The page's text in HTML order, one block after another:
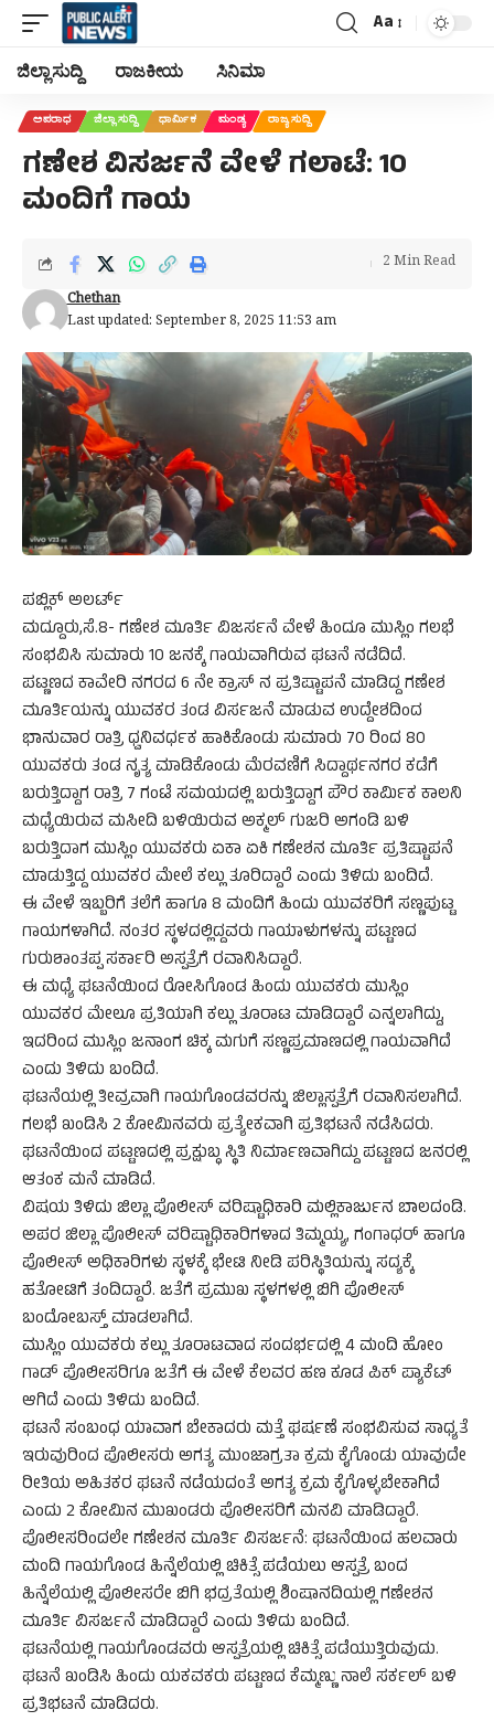
Font
Aa
ಜಿಲ್ಲಾ ಸುದ್ದಿ ರಾಜಕೀಯ ಸಿನಿಮಾ
ಅಪರಾಧ ಜಿಲ್ಲಾ ಸುದ್ದಿ ಧಾರ್ಮಿಕ ಮಂಡ್ಯ ರಾಜ್ಯ ಸುದ್ದಿ
ಗಣೇಶ ವಿಸರ್ಜನೆ ವೇಳೆ ಗಲಾಟೆ: 10
ಮಂದಿಗೆ ಗಾಯ
Last updated: September 8, 2025 11:53 am
Chethan
2 Min Read
ಪಬ್ಲಿಕ್ ಅಲರ್ಟ್
ಮದ್ದೂರು,ಸೆ.8- ಗಣೇಶ ಮೂರ್ತಿ ವಿಜರ್ಸನೆ ವೇಳೆ ಹಿಂದೂ ಮುಸ್ಲಿಂ ಗಲಭೆ
ಸಂಭವಿಸಿ ಸುಮಾರು 10 ಜನಕ್ಕೆ ಗಾಯವಾಗಿರುವ ಘಟನೆ ನಡೆದಿದೆ.
ಪಟ್ಣಣದ ಕಾವೇರಿ ನಗರದ 6 ನೇ ಕ್ರಾಸ್ ನ ಪ್ರತಿಷ್ಟಾಪನೆ ಮಾಡಿದ್ದ ಗಣೇಶ
ಮೂರ್ತಿಯನ್ನು ಯುವಕರ ತಂಡ ವಿರ್ಸಜನೆ ಮಾಡುವ ಉದ್ದೇಶದಿಂದ
ಭಾನುವಾರ ರಾತ್ರಿ ಧ್ವನಿವರ್ಧಕ ಹಾಕಿಕೊಂಡು ಸುಮಾರು 70 ರಿಂದ 80
ಯುವಕರು ತಂಡ ನೃತ್ಯ ಮಾಡಿಕೊಂಡು ಮೆರವಣಿಗೆ ಸಿದ್ದಾರ್ಥನಗರ ಕಡೆಗೆ
ಬರುತ್ತಿದ್ದಾಗ ರಾತ್ರಿ 7 ಗಂಟೆ ಸಮಯದಲ್ಲಿ ಬರುತ್ತಿದ್ದಾಗ ಪೌರ ಕಾರ್ಮಿಕ ಕಾಲನಿ
ಮಧ್ಯೆಯಿರುವ ಮಸೀದಿ ಬಳಿಯಿರುವ ಅಕ್ಮಲ್ ಗುಜರಿ ಅಗಂಡಿ ಬಳಿ
ಬರುತ್ತಿದಾಗ ಮುಸ್ಲಿಂ ಯುವಕರು ಏಕಾ ಏಕಿ ಗಣೇಶನ ಮೂರ್ತಿ ಪ್ರತಿಷ್ಟಾಪನೆ
ಮಾಡುತ್ತಿದ್ದ ಯುವಕರ ಮೇಲೆ ಕಲ್ಲು ತೂರಿದ್ದಾರೆ ಎಂದು ತಿಳಿದು ಬಂದಿದೆ.
ಈ ವೇಳೆ ಇಬ್ಬರಿಗೆ ತಲೆಗೆ ಹಾಗೂ 8 ಮಂದಿಗೆ ಹಿಂದು ಯುವಕರಿಗೆ ಸಣ್ಣಪುಟ್ಟ
ಗಾಯಗಳಾಗಿದೆ. ನಂತರ ಸ್ಥಳದಲ್ಲಿದ್ದವರು ಗಾಯಾಳುಗಳನ್ನು ಪಟ್ಟಣದ
ಗುರುಶಾಂತಪ್ಪ ಸರ್ಕಾರಿ ಅಸ್ಪತ್ರೆಗೆ ರವಾನಿಸಿದ್ದಾರೆ.
ಈ ಮಧ್ಯೆ ಘಟನೆಯಿಂದ ರೋಸಿಗೊಂಡ ಹಿಂದು ಯುವಕರು ಮುಸ್ಲಿಂ
ಯುವಕರ ಮೇಲೂ ಪ್ರತಿಯಾಗಿ ಕಲ್ಲು ತೂರಾಟ ಮಾಡಿದ್ದಾರೆ ಎನ್ನಲಾಗಿದ್ದು,
ಇದರಿಂದ ಮುಸ್ಲಿಂ ಜನಾಂಗ ಚಿಕ್ಕ ಮಗುಗೆ ಸಣ್ಣಪ್ರಮಾಣದಲ್ಲಿ ಗಾಯವಾಗಿದೆ
ಎಂದು ತಿಳಿದು ಬಂದಿದೆ.
ಘಟನೆಯಲ್ಲಿ ತೀವ್ರವಾಗಿ ಗಾಯಗೊಂಡವರನ್ನು ಜಿಲ್ಲಾಸ್ಪತ್ರೆಗೆ ರವಾನಿಸಲಾಗಿದೆ.
ಗಲಭೆ ಖಂಡಿಸಿ 2 ಕೋಮಿನವರು ಪ್ರತ್ಯೇಕವಾಗಿ ಪ್ರತಿಭಟನೆ ನಡೆಸಿದರು.
ಘಟನೆಯಿಂದ ಪಟ್ಟಣದಲ್ಲಿ ಪ್ರಕ್ಷುಬ್ಧ ಸ್ಥಿತಿ ನಿರ್ಮಾಣವಾಗಿದ್ದು ಪಟ್ಟಣದ ಜನರಲ್ಲಿ
ಆತಂಕ ಮನೆ ಮಾಡಿದೆ.
ವಿಷಯ ತಿಳಿದು ಜಿಲ್ಲಾ ಪೊಲೀಸ್ ವರಿಷ್ಟಾಧಿಕಾರಿ ಮಲ್ಲಿಕಾರ್ಜುನ ಬಾಲದಂಡಿ.
ಅಪರ ಜಿಲ್ಲಾ ಪೊಲೀಸ್ ವರಿಷ್ಟಾಧಿಕಾರಿಗಳಾದ ತಿಮ್ಮಯ್ಯ, ಗಂಗಾಧರ್ ಹಾಗೂ
ಪೊಲೀಸ್ ಅಧಿಕಾರಿಗಳು ಸ್ಥಳಕ್ಕೆ ಭೇಟಿ ನೀಡಿ ಪರಿಸ್ಥಿತಿಯನ್ನು ಸದ್ಯಕ್ಕೆ
ಹತೋಟಿಗೆ ತಂದಿದ್ದಾರೆ. ಜತೆಗೆ ಪ್ರಮುಖ ಸ್ಥಳಗಳಲ್ಲಿ ಬಿಗಿ ಪೊಲೀಸ್
ಬಂದೋಬಸ್ತ್ ಮಾಡಲಾಗಿದೆ.
ಮುಸ್ಲಿಂ ಯುವಕರು ಕಲ್ಲು ತೂರಾಟವಾದ ಸಂದರ್ಭದಲ್ಲಿ 4 ಮಂದಿ ಹೋಂ
ಗಾಡ್ ಪೊಲೀಸರಿಗೂ ಜತೆಗೆ ಈ ವೇಳೆ ಕೆಲವರ ಹಣ ಕೂಡ ಪಿಕ್ ಪ್ಯಾಕೆಟ್
ಆಗಿದೆ ಎಂದು ತಿಳಿದು ಬಂದಿದೆ.
ಘಟನೆ ಸಂಬಂಧ ಯಾವಾಗ ಬೇಕಾದರು ಮತ್ತೆ ಘರ್ಷಣೆ ಸಂಭವಿಸುವ ಸಾಧ್ಯತೆ
ಇರುವುರಿಂದ ಪೊಲೀಸರು ಅಗತ್ಯ ಮುಂಜಾಗ್ರತಾ ಕ್ರಮ ಕೈಗೊಂಡು ಯಾವುದೇ
ರೀತಿಯ ಅಹಿತಕರ ಘಟನೆ ನಡೆಯದಂತೆ ಅಗತ್ಯ ಕ್ರಮ ಕೈಗೊಳ್ಳಬೇಕಾಗಿದೆ
ಎಂದು 2 ಕೋಮಿನ ಮುಖಂಡರು ಪೊಲೀಸರಿಗೆ ಮನವಿ ಮಾಡಿದ್ದಾರೆ.
ಪೊಲೀಸರಿಂದಲೇ ಗಣೇಶನ ಮೂರ್ತಿ ವಿಸರ್ಜನೆ: ಘಟನೆಯಿಂದ ಹಲವಾರು
ಮಂದಿ ಗಾಯಗೊಂಡ ಹಿನ್ನೆಲೆಯಲ್ಲಿ ಚಿಕಿತ್ಸೆ ಪಡೆಯಲು ಆಸ್ಪತ್ರೆ ಬಂದ
ಹಿನ್ನೆಲೆಯಲ್ಲಿ ಪೊಲೀಸರೇ ಬಿಗಿ ಭದ್ರತೆಯಲ್ಲಿ ಶಿಂಷಾನದಿಯಲ್ಲಿ ಗಣೇಶನ
ಮೂರ್ತಿ ವಿಸರ್ಜನೆ ಮಾಡಿದ್ದಾರೆ ಎಂದು ತಿಳಿದು ಬಂದಿದೆ.
ಘಟನೆಯಲ್ಲಿ ಗಾಯಗೊಂಡವರು ಆಸ್ಪತ್ರೆಯಲ್ಲಿ ಚಿಕಿತ್ಸೆ ಪಡೆಯುತ್ತಿರುವುದು.
ಘಟನೆ ಖಂಡಿಸಿ ಹಿಂದು ಯಕವಕರು ಪಟ್ಟಣದ ಕೆಮ್ಮಣ್ಣು ನಾಲೆ ಸರ್ಕಲ್ ಬಳಿ
ಪ್ರತಿಭಟನೆ ಮಾಡಿದರು.